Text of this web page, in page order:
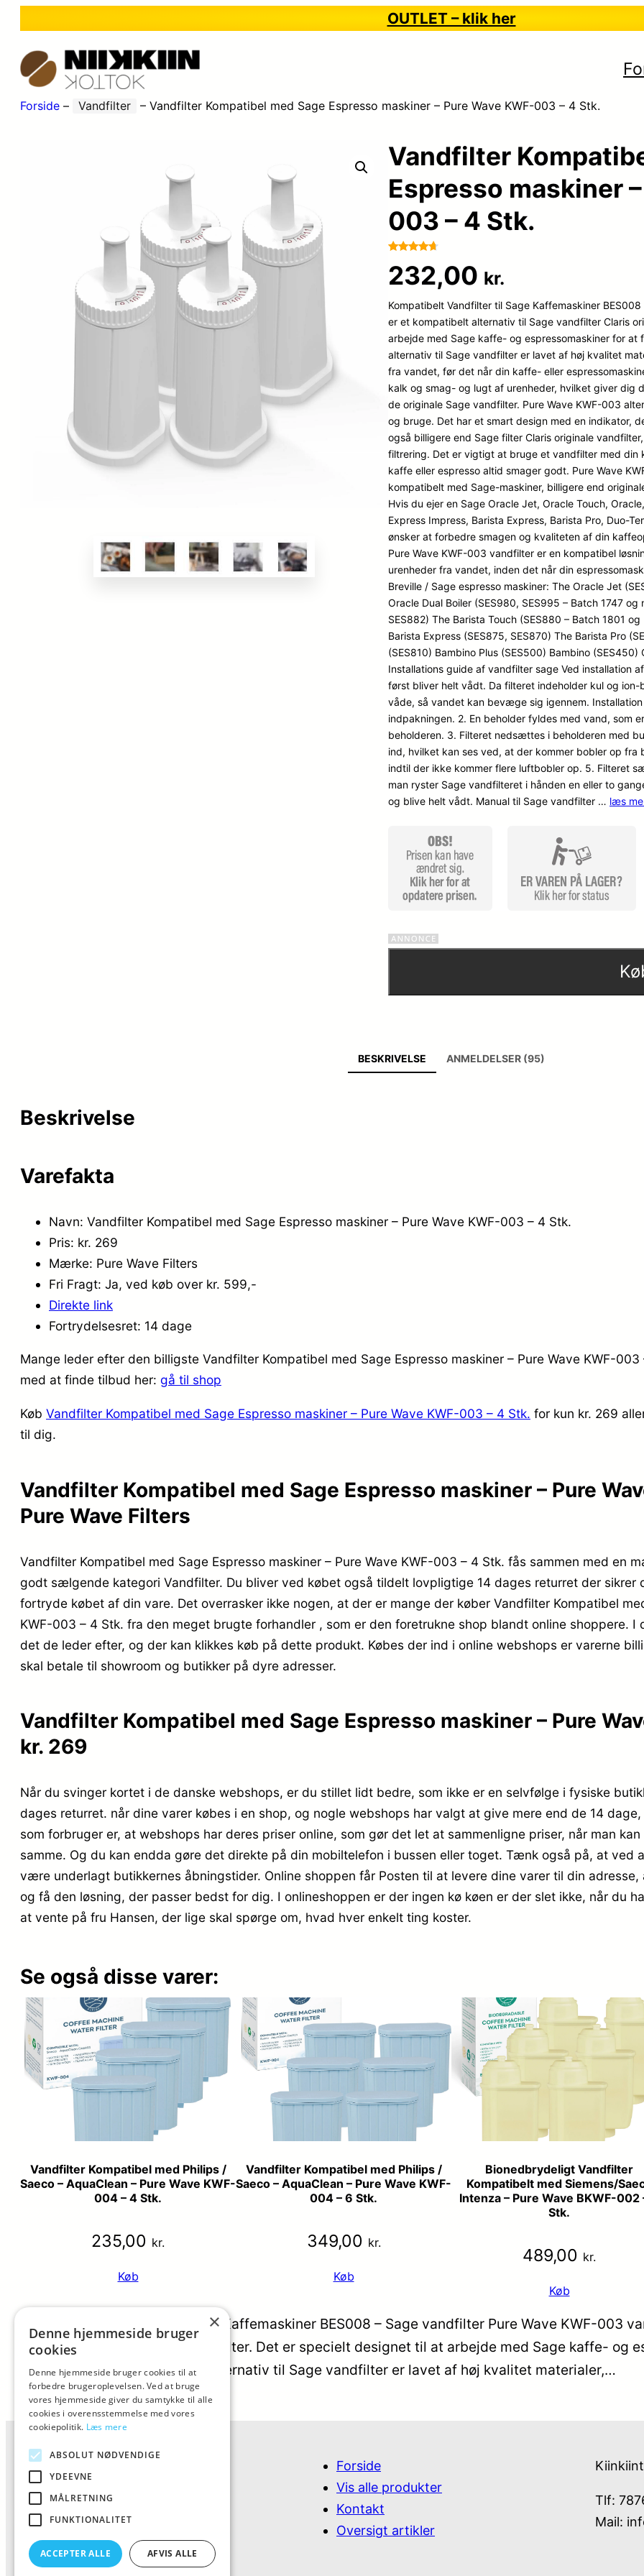
OUTLET – klik her
Forside – Vandfilter – Vandfilter Kompatibel med Sage Espresso maskiner – Pure Wave KWF-003 – 4 Stk.
Vandfilter
Espresso maskiner
003 – 4 Stk.
som4.6
baseret på
kundebedø
mmelser
232,00 kr.
Kompatibelt Vandfilter til Sage Kaffemaskiner
er et kompatibelt alternativ til Sage vandfilter Claris
arbejde med Sage kaffe- og espressomaskiner for
alternativ til Sage vandfilter er lavet af høj kvalitet
fra vandet, før det når din kaffe- eller
kalk og smag- og lugt af urenheder, hvilket giver dig
de originale Sage vandfilter. Pure Wave KWF-003
og bruge. Det har et smart design med en indikator,
også billigere end Sage filter Claris originale
filtrering. Det er vigtigt at bruge et vandfilter med din
kaffe eller espresso altid smager godt. Pure Wave
kompatibelt med Sage-maskiner, billigere end
Hvis du ejer en Sage Oracle Jet, Oracle Touch,
Express Impress, Barista Express, Barista Pro, Duo-
ønsker at forbedre smagen og kvaliteten af din
Pure Wave KWF-003 vandfilter er en kompatibel
urenheder fra vandet, inden det når din
Breville / Sage espresso maskiner: The Oracle Jet
Oracle Dual Boiler (SES980, SES995 – Batch 1747
SES882) The Barista Touch (SES880 – Batch 1801
Barista Express (SES875, SES870) The Barista Pro
(SES810) Bambino Plus (SES500) Bambino
Installations guide af vandfilter sage Ved installation
først bliver helt vådt. Da filteret indeholder kul og
våde, så vandet kan bevæge sig igennem.
indpakningen. 2. En beholder fyldes med vand, som
beholderen. 3. Filteret nedsættes i beholderen med
ind, hvilket kan ses ved, at der kommer bobler op
indtil der ikke kommer flere luftbobler op. 5. Filteret
man ryster Sage vandfilteret i hånden en eller to
og blive helt vådt. Manual til Sage vandfilter … læs
BESKRIVELSE ANMELDELSER (95)
Beskrivelse
Varefakta
Navn: Vandfilter Kompatibel med Sage Espresso maskiner – Pure Wave KWF-003 – 4 Stk.
Pris: kr. 269
Mærke: Pure Wave Filters
Fri Fragt: Ja, ved køb over kr. 599,-
Direkte link
Fortrydelsesret: 14 dage
Mange leder efter den billigste Vandfilter Kompatibel med Sage Espresso maskiner – Pure Wave KWF-
med at finde tilbud her: gå til shop
Køb Vandfilter Kompatibel med Sage Espresso maskiner – Pure Wave KWF-003 – 4 Stk. for kun kr. 269
til dig.
Vandfilter Kompatibel med Sage Espresso maskiner – Pure
Pure Wave Filters
Vandfilter Kompatibel med Sage Espresso maskiner – Pure Wave KWF-003 – 4 Stk. fås sammen med en
godt sælgende kategori Vandfilter. Du bliver ved købet også tildelt lovpligtige 14 dages returret der sikrer
fortryde købet af din vare. Det overrasker ikke nogen, at der er mange der køber Vandfilter Kompatibel
KWF-003 – 4 Stk. fra den meget brugte forhandler , som er den foretrukne shop blandt online shoppere.
det de leder efter, og der kan klikkes køb på dette produkt. Købes der ind i online webshops er varerne
skal betale til showroom og butikker på dyre adresser.
Vandfilter Kompatibel med Sage Espresso maskiner – Pure
kr. 269
Når du svinger kortet i de danske webshops, er du stillet lidt bedre, som ikke er en selvfølge i fysiske
dages returret. når dine varer købes i en shop, og nogle webshops har valgt at give mere end de 14
som forbruger er, at webshops har deres priser online, som gør det let at sammenligne priser, når man
samme. Og du kan endda gøre det direkte på din mobiltelefon i bussen eller toget. Tænk også på, at ved
være underlagt butikkernes åbningstider. Online shoppen får Posten til at levere dine varer til din
og få den løsning, der passer bedst for dig. I onlineshoppen er der ingen kø køen er der slet ikke, når du
at vente på fru Hansen, der lige skal spørge om, hvad hver enkelt ting koster.
Se også disse varer:
Vandfilter Kompatibel med Philips /
Saeco – AquaClean – Pure Wave KWF-
004 – 4 Stk.
235,00 kr.
Køb
Vandfilter Kompatibel med Philips /
Saeco – AquaClean – Pure Wave KWF-
004 – 6 Stk.
349,00 kr.
Køb
Bionedbrydeligt Vandfilter
Kompatibelt med Siemens/
Intenza – Pure Wave BKWF-002
Stk.
489,00 kr.
Køb
Kompatibelt Vandfilter til Sage Kaffemaskiner BES008 – Sage vandfilter Pure Wave KWF-003
vandfilter Claris originale vandfilter. Det er specielt designet til at arbejde med Sage kaffe- og
kvaliteten af din kaffe. Dette alternativ til Sage vandfilter er lavet af høj kvalitet materialer,…
Categorys:Vandfilter
Varmærker:Pure Wave Filters
Forside
Vis alle produkter
Kontakt
Oversigt artikler
Tlf:
Mail:
×
Denne hjemmeside bruger
cookies
Denne hjemmeside bruger cookies til at
forbedre brugeroplevelsen. Ved at bruge
vores hjemmeside giver du samtykke til alle
cookies i overensstemmelse med vores
cookiepolitik. Læs mere
ABSOLUT NØDVENDIGE
YDEEVNE
MÅLRETNING
FUNKTIONALITET
ACCEPTER ALLE AFVIS ALLE